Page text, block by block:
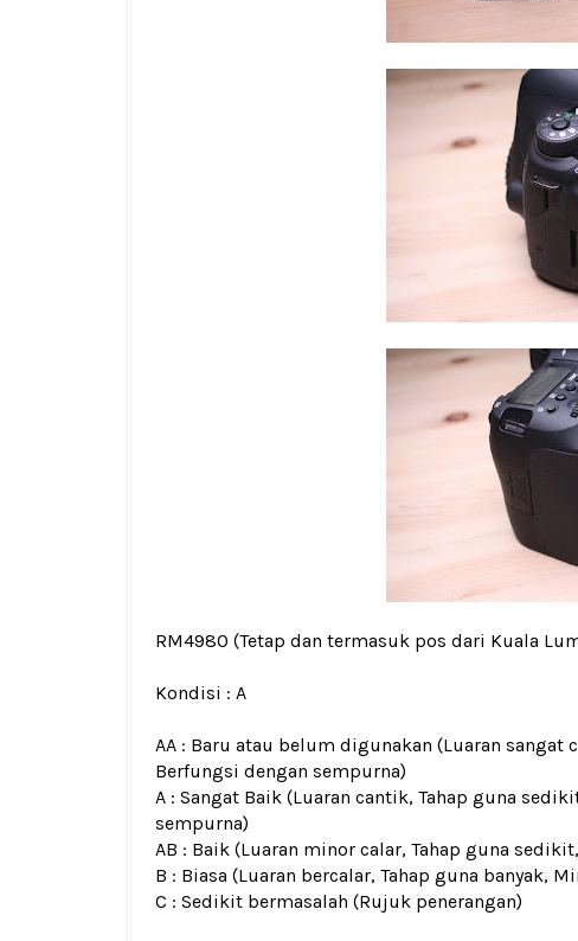
RM4980 (Tetap dan termasuk pos dari Kuala
Kondisi : A
AA : Baru atau belum digunakan (Luaran sangat
Berfungsi dengan sempurna)
A : Sangat Baik (Luaran cantik, Tahap guna
sempurna)
AB : Baik (Luaran minor calar, Tahap guna
B : Biasa (Luaran bercalar, Tahap guna banyak,
C : Sedikit bermasalah (Rujuk penerangan)